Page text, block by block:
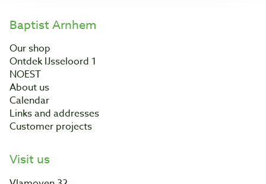
Baptist Arnhem
Our shop
Ontdek IJsseloord 1
NOEST
About us
Calendar
Links and addresses
Customer projects
Visit us